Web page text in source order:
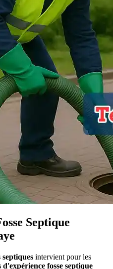
Septique
septiques intervient pour les
d'expérience fosse septique